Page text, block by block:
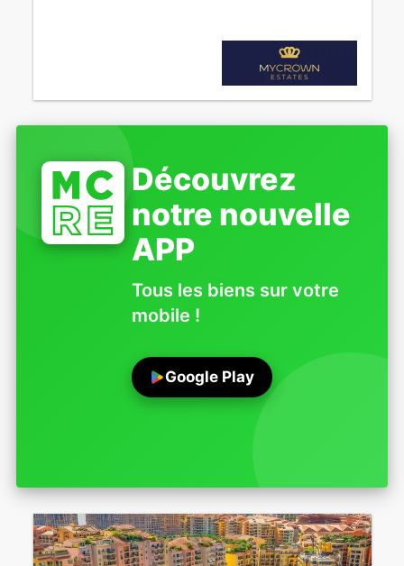
Découvrez
notre nouvelle
APP
Tous les biens sur votre
mobile !
Google Play